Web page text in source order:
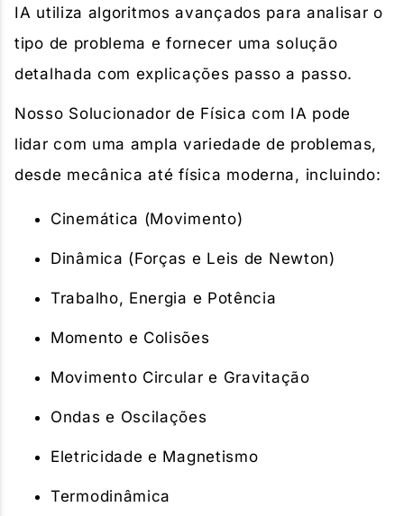
IA utiliza algoritmos avançados para analisar o
tipo de problema e fornecer uma solução
detalhada com explicações passo a passo.
Nosso Solucionador de Física com IA pode
lidar com uma ampla variedade de problemas,
desde mecânica até física moderna, incluindo:
Cinemática (Movimento)
Dinâmica (Forças e Leis de Newton)
Trabalho, Energia e Potência
Momento e Colisões
Movimento Circular e Gravitação
Ondas e Oscilações
Eletricidade e Magnetismo
Termodinâmica